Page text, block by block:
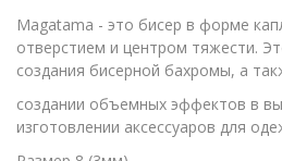
Magatama - это бисер в форме
отверстием и центром тяжести.
создания бисерной бахромы, а
создании объемных эффектов в
изготовлении аксессуаров для